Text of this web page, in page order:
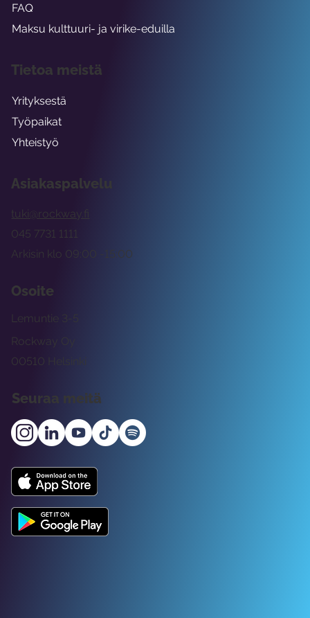
Asiakaspalvelu
tuki@rockway.fi
Arkisin klo 09:00 -15:00
045 7731 1111
Osoite
Rockway Oy
Lemuntie 3-5
00510 Helsinki
Seuraa meitä
FAQ
Maksu kulttuuri- ja virike-eduilla
Tietoa meistä
Yrityksestä
Työpaikat
Yhteistyö